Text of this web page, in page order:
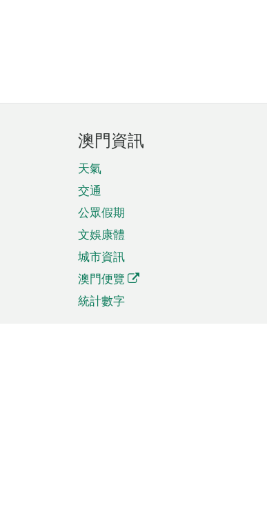
澳門資訊
天氣
交通
公眾假期
文娛康體
城市資訊
澳門便覽
統計數字